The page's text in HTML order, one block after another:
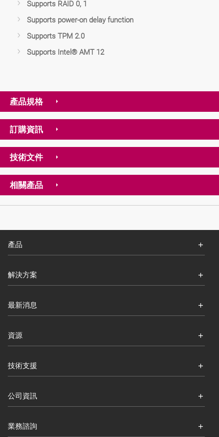
Supports RAID 0, 1
Supports power-on delay function
Supports TPM 2.0
Supports Intel® AMT 12
產品規格
訂購資訊
技術文件
相關產品
產品
解決方案
最新消息
資源
技術支援
公司資訊
業務諮詢